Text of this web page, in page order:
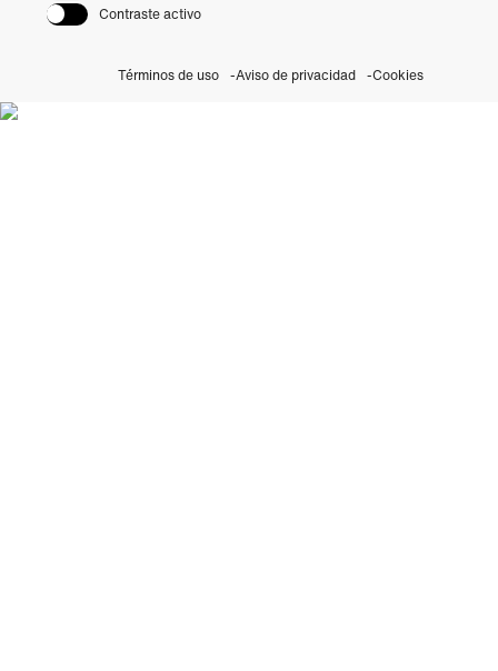
Contraste activo
Términos de uso Aviso de privacidad Cookies